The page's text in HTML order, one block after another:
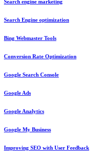
Search engine marketing
Search Engine optimization
Bing Webmaster Tools
Conversion Rate Optimization
Google Search Console
Google Ads
Google Analytics
Google My Business
Improving SEO with User Feedback